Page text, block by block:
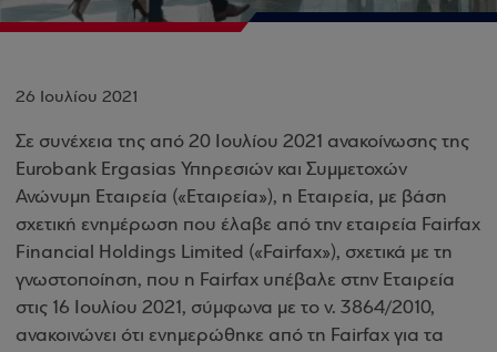
26 Ιουλίου 2021
Σε συνέχεια της από 20 Ιουλίου 2021 ανακοίνωσης της
Eurobank Ergasias Υπηρεσιών και Συμμετοχών
Ανώνυμη Εταιρεία («Εταιρεία»), η Εταιρεία, με βάση
σχετική ενημέρωση που έλαβε από την εταιρεία Fairfax
Financial Holdings Limited («Fairfax»), σχετικά με τη
γνωστοποίηση, που η Fairfax υπέβαλε στην Εταιρεία
στις 16 Ιουλίου 2021, σύμφωνα με το ν. 3864/2010,
ανακοινώνει ότι ενημερώθηκε από τη Fairfax για τα